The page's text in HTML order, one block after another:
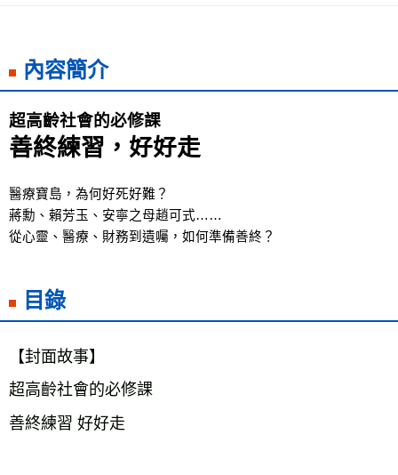
付款後7-11取貨
宅配
每筆NT$70，滿NT$799(含以上)免運費
離島宅配
每筆NT$200，滿NT$99,999(含以上)免運費
雜誌海外運費
內容簡介
超高齡社會的必修課
善終練習，好好走
醫療寶島，為何好死好難？
蔣勳、賴芳玉、安寧之母趙可式……
從心靈、醫療、財務到遺囑，如何準備善終？
目錄
【封面故事】
超高齡社會的必修課
善終練習 好好走